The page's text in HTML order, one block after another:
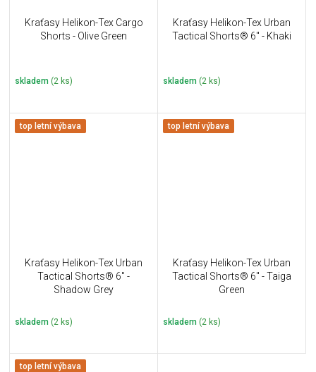
Kraťasy Helikon-Tex Cargo
Shorts - Olive Green
skladem (2 ks)
Kraťasy Helikon-Tex Urban
Tactical Shorts® 6" - Khaki
skladem (2 ks)
top letní výbava
Kraťasy Helikon-Tex Urban
Tactical Shorts® 6" -
Shadow Grey
skladem (2 ks)
top letní výbava
Kraťasy Helikon-Tex Urban
Tactical Shorts® 6" - Taiga
Green
skladem (2 ks)
top letní výbava